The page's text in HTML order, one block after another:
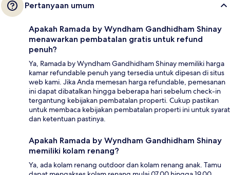
Pertanyaan umum
Apakah Ramada by Wyndham Gandhidham Shinay
menawarkan pembatalan gratis untuk refund
penuh?
Ya, Ramada by Wyndham Gandhidham Shinay memiliki harga
kamar refundable penuh yang tersedia untuk dipesan di situs
web kami. Jika Anda memesan harga refundable, pemesanan
ini dapat dibatalkan hingga beberapa hari sebelum check-in
tergantung kebijakan pembatalan properti. Cukup pastikan
untuk membaca kebijakan pembatalan properti ini untuk syarat
dan ketentuan pastinya.
Apakah Ramada by Wyndham Gandhidham Shinay
memiliki kolam renang?
Ya, ada kolam renang outdoor dan kolam renang anak. Tamu